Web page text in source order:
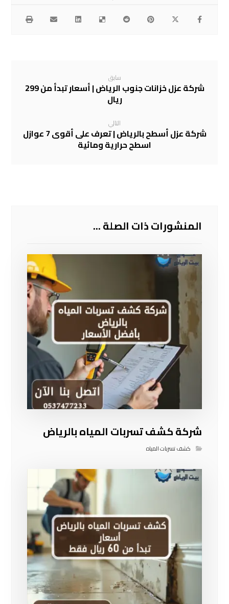
سابق
شركة عزل خزانات جنوب الرياض | أسعار تبدأ من 299
ريال
التالي
شركة عزل أسطح بالرياض | تعرف على أقوى 7 عوازل
اسطح حرارية ومائية
المنشورات ذات الصلة ...
شركة كشف تسربات المياه بالرياض
كشف تسربات المياه